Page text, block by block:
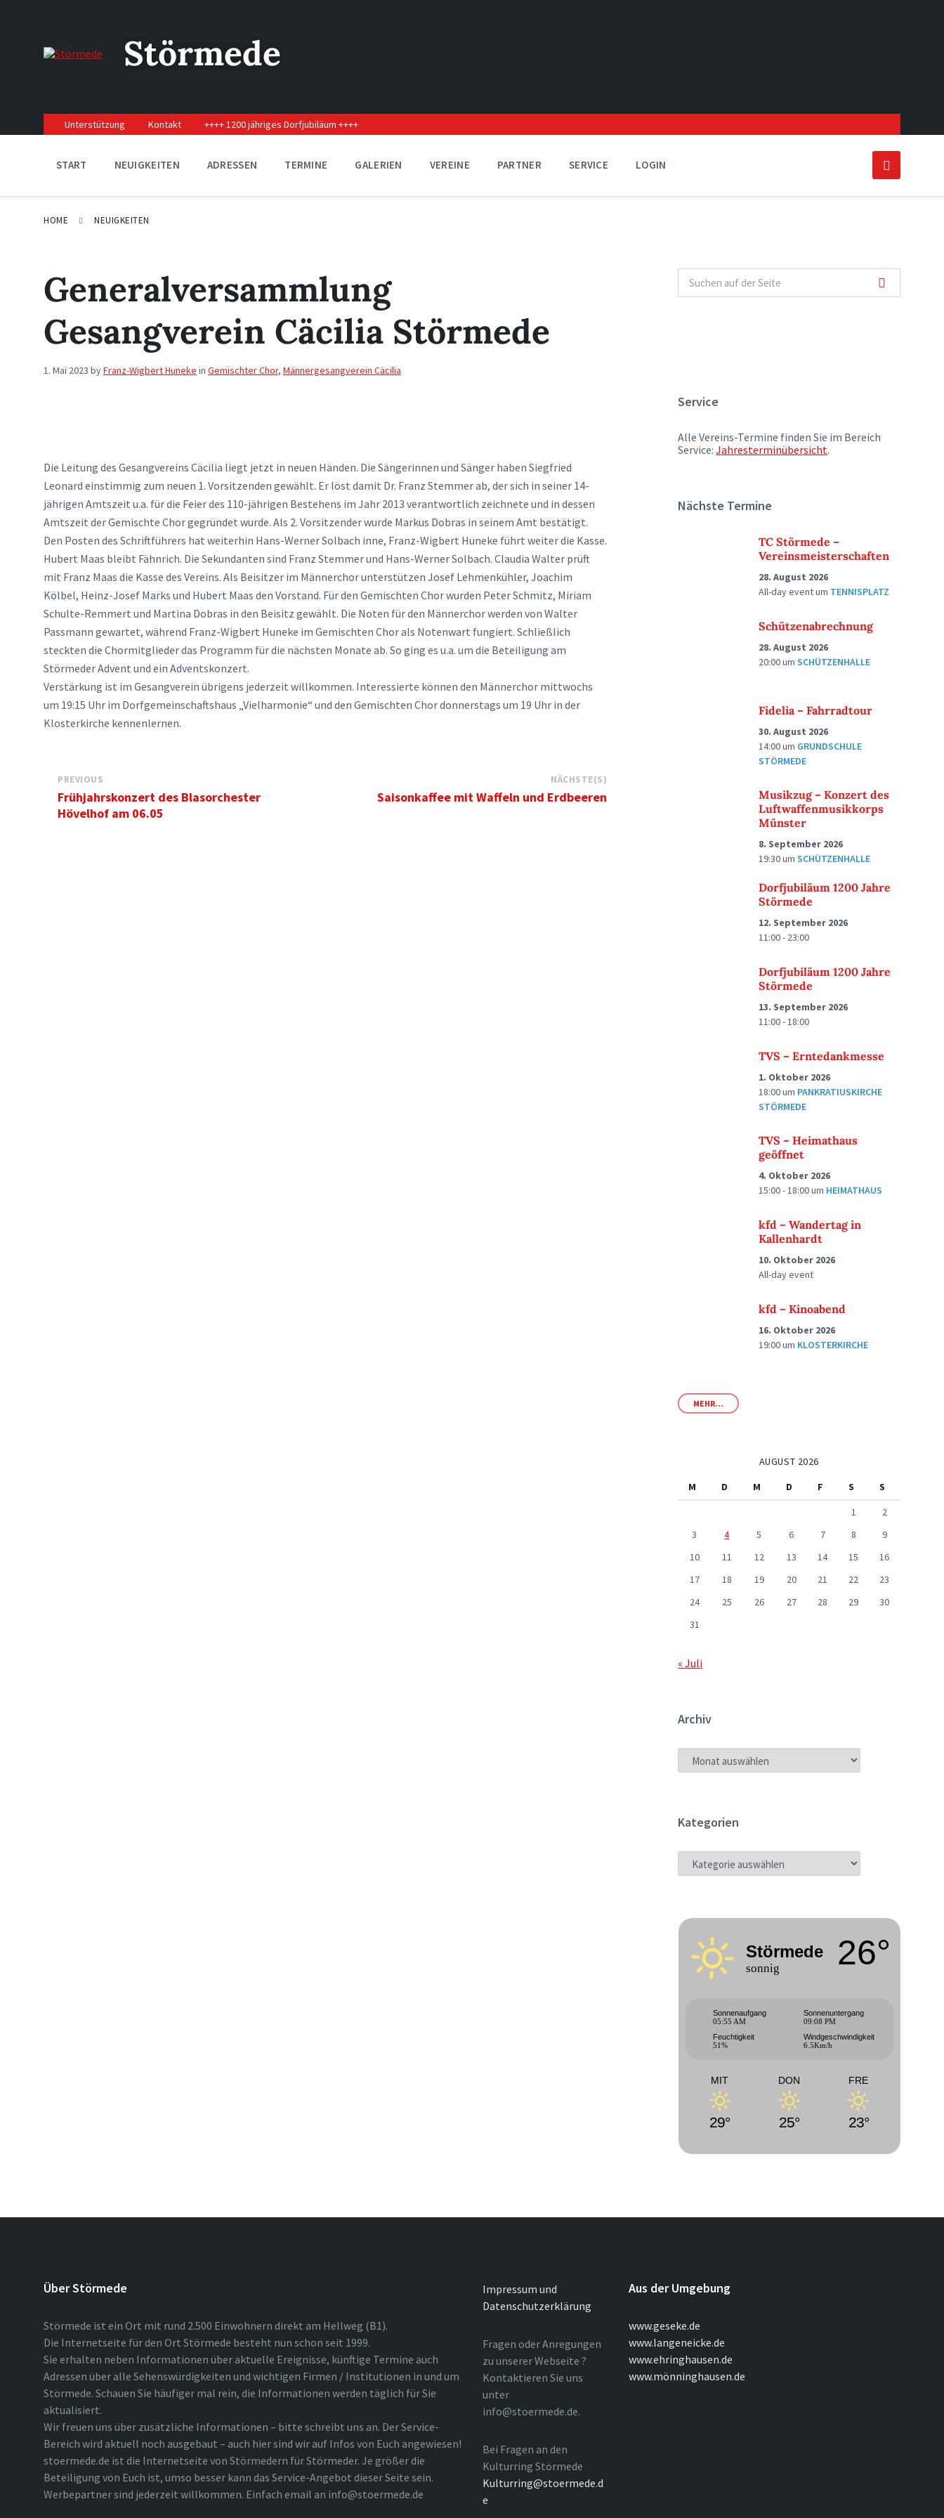
navigation
Störmede
Unterstützung Kontakt ++++ 1200 jähriges Dorfjubiläum ++++
START NEUIGKEITEN ADRESSEN TERMINE GALERIEN VEREINE PARTNER SERVICE LOGIN
HOME NEUIGKEITEN
Generalversammlung
Gesangverein Cäcilia Störmede
1. Mai 2023 byFranz-Wigbert Huneke in Gemischter Chor, Männergesangverein Cäcilia
Die Leitung des Gesangvereins Cäcilia liegt jetzt in neuen Händen. Die Sängerinnen und Sänger haben Siegfried
Leonard einstimmig zum neuen 1. Vorsitzenden gewählt. Er löst damit Dr. Franz Stemmer ab, der sich in seiner 14-
jährigen Amtszeit u.a. für die Feier des 110-jährigen Bestehens im Jahr 2013 verantwortlich zeichnete und in dessen
Amtszeit der Gemischte Chor gegründet wurde. Als 2. Vorsitzender wurde Markus Dobras in seinem Amt bestätigt.
Den Posten des Schriftführers hat weiterhin Hans-Werner Solbach inne, Franz-Wigbert Huneke führt weiter die Kasse.
Hubert Maas bleibt Fähnrich. Die Sekundanten sind Franz Stemmer und Hans-Werner Solbach. Claudia Walter prüft
mit Franz Maas die Kasse des Vereins. Als Beisitzer im Männerchor unterstützen Josef Lehmenkühler, Joachim
Kölbel, Heinz-Josef Marks und Hubert Maas den Vorstand. Für den Gemischten Chor wurden Peter Schmitz, Miriam
Schulte-Remmert und Martina Dobras in den Beisitz gewählt. Die Noten für den Männerchor werden von Walter
Passmann gewartet, während Franz-Wigbert Huneke im Gemischten Chor als Notenwart fungiert. Schließlich
steckten die Chormitglieder das Programm für die nächsten Monate ab. So ging es u.a. um die Beteiligung am
Störmeder Advent und ein Adventskonzert.
Verstärkung ist im Gesangverein übrigens jederzeit willkommen. Interessierte können den Männerchor mittwochs
um 19:15 Uhr im Dorfgemeinschaftshaus „Vielharmonie“ und den Gemischten Chor donnerstags um 19 Uhr in der
Klosterkirche kennenlernen.
PREVIOUS
Frühjahrskonzert des Blasorchester
Hövelhof am 06.05
NÄCHSTE(S)
Saisonkaffee mit Waffeln und Erdbeeren
Service
Alle Vereins-Termine finden Sie im Bereich
Service:Jahresterminübersicht.
Nächste Termine
TC Störmede –
Vereinsmeisterschaften
28. August 2026
All-day eventum TENNISPLATZ
Schützenabrechnung
28. August 2026
20:00umSCHÜTZENHALLE
Fidelia – Fahrradtour
30. August 2026
14:00um GRUNDSCHULE
STÖRMEDE
Musikzug – Konzert des
Luftwaffenmusikkorps
Münster
8. September 2026
19:30umSCHÜTZENHALLE
Dorfjubiläum 1200 Jahre
Störmede
12. September 2026
11:00 - 23:00
Dorfjubiläum 1200 Jahre
Störmede
13. September 2026
11:00 - 18:00
TVS – Erntedankmesse
1. Oktober 2026
18:00um PANKRATIUSKIRCHE
STÖRMEDE
TVS – Heimathaus
geöffnet
4. Oktober 2026
15:00 - 18:00um HEIMATHAUS
kfd – Wandertag in
Kallenhardt
10. Oktober 2026
All-day event
kfd – Kinoabend
16. Oktober 2026
19:00um KLOSTERKIRCHE
MEHR...
AUGUST 2026
M
D M D F S
S
1
2
3
4 5 6 7 8
9
10
11 12 13 14 15
16
17
18 19 20 21 22
23
24
25 26 27 28 29
30
31
« Juli
Archiv
ARCHIV
Kategorien
KATEGORIEN
Störmede
sonnig 26°
Sonnenaufgang
05:55 AM
Sonnenuntergang
09:08 PM
Feuchtigkeit
51%
Windgeschwindigkeit
6.5Km/h
MIT
29°
DON
25°
FRE
23°
Über Störmede
Störmede ist ein Ort mit rund 2.500 Einwohnern direkt am Hellweg (B1).
Die Internetseite für den Ort Störmede besteht nun schon seit 1999.
Sie erhalten neben Informationen über aktuelle Ereignisse, künftige Termine auch
Adressen über alle Sehenswürdigkeiten und wichtigen Firmen / Institutionen in und um
Störmede. Schauen Sie häufiger mal rein, die Informationen werden täglich für Sie
aktualisiert.
Wir freuen uns über zusätzliche Informationen – bitte schreibt uns an. Der Service-
Bereich wird aktuell noch ausgebaut – auch hier sind wir auf Infos von Euch angewiesen!
stoermede.de ist die Internetseite von Störmedern für Störmeder. Je größer die
Beteiligung von Euch ist, umso besser kann das Service-Angebot dieser Seite sein.
Werbepartner sind jederzeit willkommen. Einfach email an info@stoermede.de
Impressum und
Datenschutzerklärung
Fragen oder Anregungen
zu unserer Webseite ?
Kontaktieren Sie uns
unter
info@stoermede.de.
Bei Fragen an den
Kulturring Störmede
Kulturring@stoermede.d
e
Aus der Umgebung
www.geseke.de
www.langeneicke.de
www.ehringhausen.de
www.mönninghausen.de